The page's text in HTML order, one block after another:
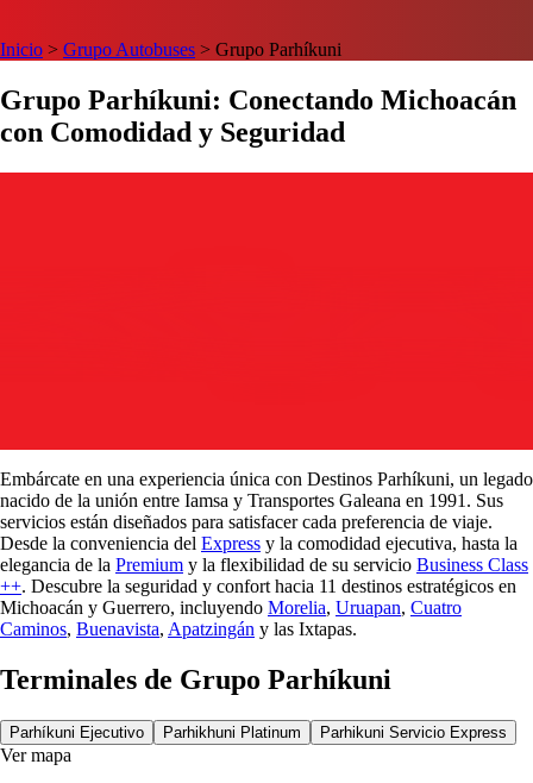
Inicio > Grupo Autobuses > Grupo Parhíkuni
Grupo Parhíkuni: Conectando Michoacán
con Comodidad y Seguridad
Embárcate en una experiencia única con Destinos Parhíkuni, un legado
nacido de la unión entre Iamsa y Transportes Galeana en 1991. Sus
servicios están diseñados para satisfacer cada preferencia de viaje.
Desde la conveniencia del Express y la comodidad ejecutiva, hasta la
elegancia de la Premium y la flexibilidad de su servicio Business Class
++. Descubre la seguridad y confort hacia 11 destinos estratégicos en
Michoacán y Guerrero, incluyendo Morelia, Uruapan, Cuatro
Caminos, Buenavista, Apatzingán y las Ixtapas.
Terminales de Grupo Parhíkuni
Parhíkuni Ejecutivo Parhikhuni Platinum Parhikuni Servicio Express
Ver mapa